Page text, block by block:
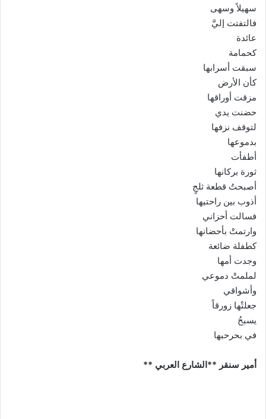
سهيلاً وسهى
فالتفتت إليَّ
عائدة
كحمامة
سبقت أسرابها
كأن الأرض
مزقت أوراقها
حضنت يدي
لتوقف نزفها
بدموعها
أطفأت
ثورة بركانها
أصبحتُ قطعة ثلجٍ
أذوب بين راحتيها
فسالت أحزاني
وارتمتْ بأحضانها
كطفلة ضائعة
وجدت أمها
لملمتْ دموعي
وأشواقي
جعلتْها زورقاً
يسبحُ
في بحرحبها
أمير سنقر **الشارع العربي **